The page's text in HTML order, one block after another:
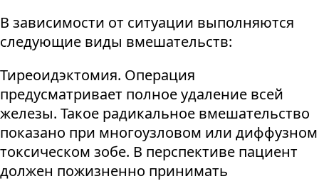
В зависимости от ситуации выполняются
следующие виды вмешательств:
Тиреоидэктомия. Операция
предусматривает полное удаление всей
железы. Такое радикальное вмешательство
показано при многоузловом или диффузном
токсическом зобе. В перспективе пациент
должен пожизненно принимать